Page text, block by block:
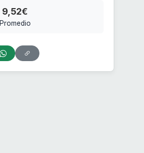
9,52€
Promedio